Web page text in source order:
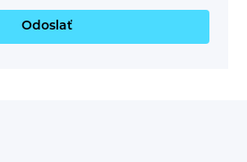
Odoslať